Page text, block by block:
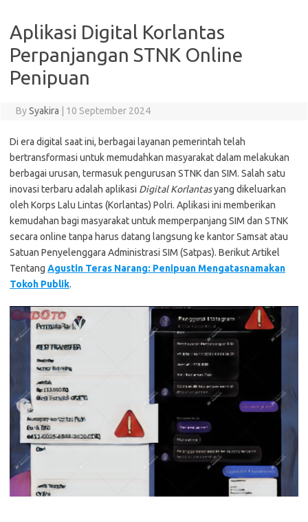
Aplikasi Digital Korlantas
Perpanjangan STNK Online
Penipuan
BySyakira 10 September 2024
Di era digital saat ini, berbagai layanan pemerintah telah
bertransformasi untuk memudahkan masyarakat dalam melakukan
berbagai urusan, termasuk pengurusan STNK dan SIM. Salah satu
inovasi terbaru adalah aplikasi Digital Korlantasyang dikeluarkan
oleh Korps Lalu Lintas (Korlantas) Polri. Aplikasi ini memberikan
kemudahan bagi masyarakat untuk memperpanjang SIM dan STNK
secara online tanpa harus datang langsung ke kantor Samsat atau
Satuan Penyelenggara Administrasi SIM (Satpas). Berikut Artikel
Tentang Agustin Teras Narang: Penipuan Mengatasnamakan
Tokoh Publik.